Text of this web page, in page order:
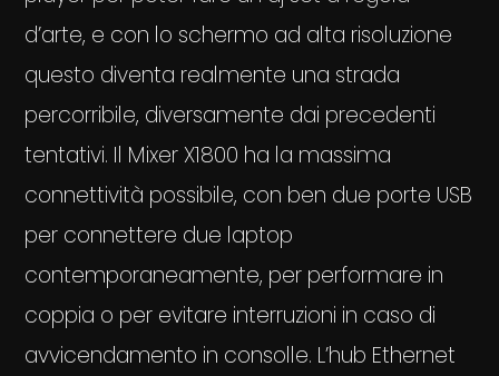
d’arte, e con lo schermo ad alta risoluzione
questo diventa realmente una strada
percorribile, diversamente dai precedenti
tentativi. Il Mixer X1800 ha la massima
connettività possibile, con ben due porte USB
per connettere due laptop
contemporaneamente, per performare in
coppia o per evitare interruzioni in caso di
avvicendamento in consolle. L’hub Ethernet